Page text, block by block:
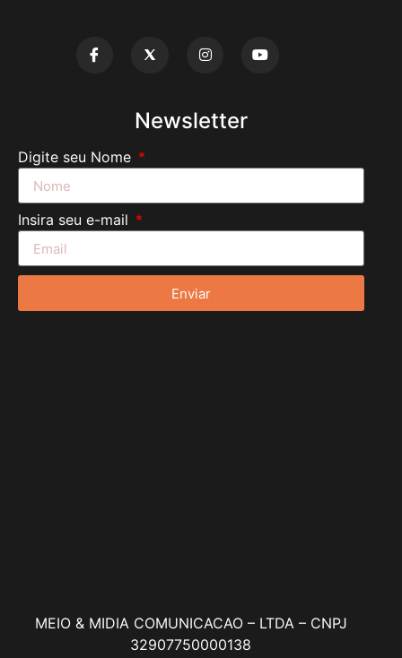
Newsletter
Digite seu Nome
Insira seu e-mail
Enviar
MEIO & MIDIA COMUNICACAO – LTDA – CNPJ
32907750000138